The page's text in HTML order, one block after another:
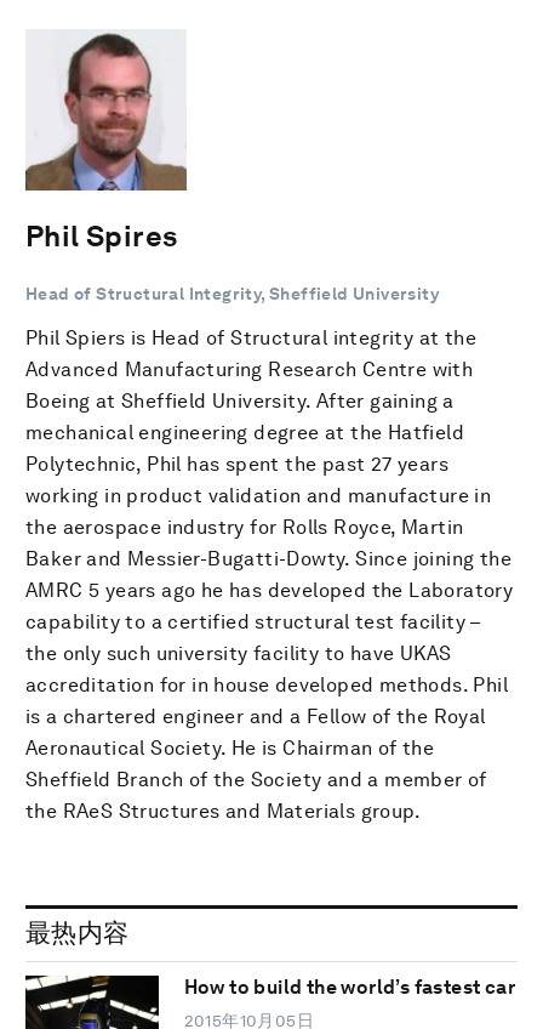
Phil Spires
Head of Structural Integrity, Sheffield University
Phil Spiers is Head of Structural integrity at the
Advanced Manufacturing Research Centre with
Boeing at Sheffield University. After gaining a
mechanical engineering degree at the Hatfield
Polytechnic, Phil has spent the past 27 years
working in product validation and manufacture in
the aerospace industry for Rolls Royce, Martin
Baker and Messier-Bugatti-Dowty. Since joining the
AMRC 5 years ago he has developed the Laboratory
capability to a certified structural test facility –
the only such university facility to have UKAS
accreditation for in house developed methods. Phil
is a chartered engineer and a Fellow of the Royal
Aeronautical Society. He is Chairman of the
Sheffield Branch of the Society and a member of
the RAeS Structures and Materials group.
最热内容
How to build the world’s fastest car
2015年10月05日